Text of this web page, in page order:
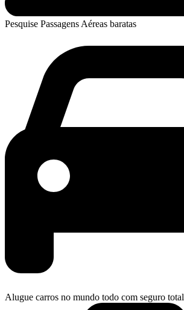
Pesquise Passagens Aéreas baratas
Alugue carros no mundo todo com seguro total